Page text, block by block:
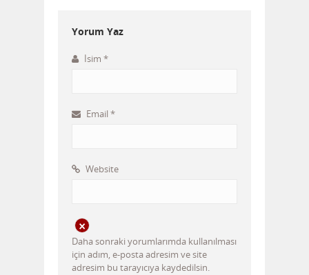
Yorum Yaz
İsim *
Email *
Website
Daha sonraki yorumlarımda kullanılması
için adım, e-posta adresim ve site
adresim bu tarayıcıya kaydedilsin.